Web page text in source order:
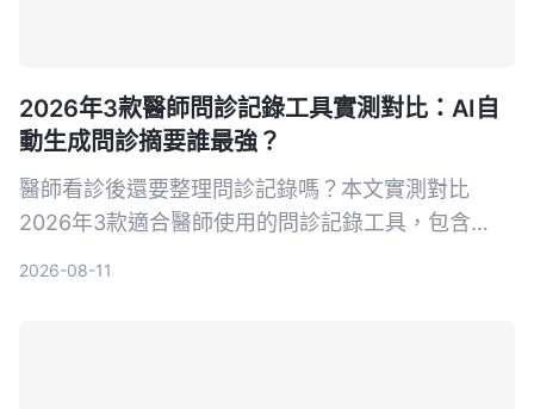
2026年3款醫師問診記錄工具實測對比：AI自
動生成問診摘要誰最強？
醫師看診後還要整理問診記錄嗎？本文實測對比
2026年3款適合醫師使用的問診記錄工具，包含
2026-08-11